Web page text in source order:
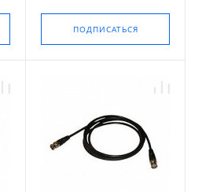
ПОДПИСАТЬСЯ